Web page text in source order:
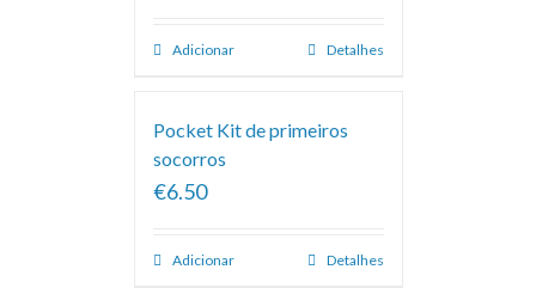
Adicionar Detalhes
Pocket Kit de primeiros
socorros
€6.50
Adicionar Detalhes